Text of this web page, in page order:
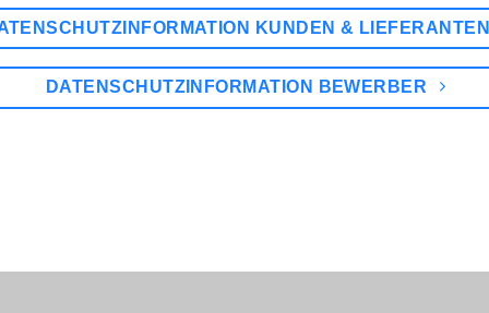
KUNDEN &
DATENSCHUTZINFORMATION BEWERBER